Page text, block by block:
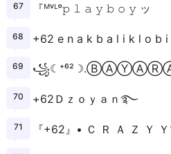
『ᴹᵛᴸ°𝚙 𝚕 𝚊 𝚢 𝚋 𝚘 𝚢 ッ
+62 e n a k b a l i k l o b i
+62ㅤㅤＤｚｏｙａｎ࿐
『+62』• Ｃ Ｒ Ａ Ｚ Ｙ